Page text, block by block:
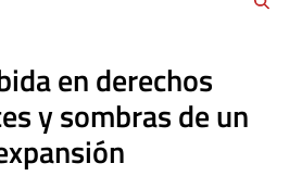
en derechos
y sombras de un